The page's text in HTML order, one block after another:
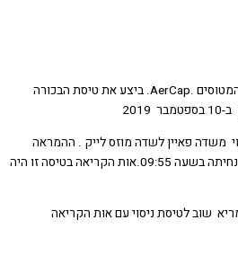
הוזמן בבואינג ע"י חברת החכרת המטוסים .AerCap. ביצע את טיסת הבכורה
פאיין לשדה מוזס לייק . ההמראה
היתה בשעה 08:34 זמן פסיפי והנחיתה בשעה 09:55.אות הקריאה בטיסה זו היה
08:50 המריא שוב לטיסת ניסוי עם אות הקריאה